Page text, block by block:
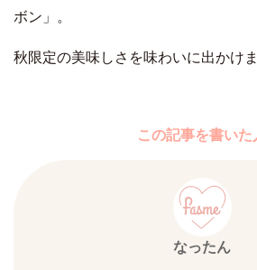
ボン」。
秋限定の美味しさを味わいに出かけ
この記事を書いた
なったん